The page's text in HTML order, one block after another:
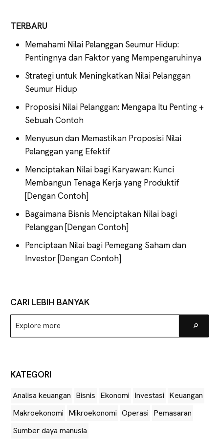
TERBARU
Memahami Nilai Pelanggan Seumur Hidup:
Pentingnya dan Faktor yang Mempengaruhinya
Strategi untuk Meningkatkan Nilai Pelanggan
Seumur Hidup
Proposisi Nilai Pelanggan: Mengapa Itu Penting +
Sebuah Contoh
Menyusun dan Memastikan Proposisi Nilai
Pelanggan yang Efektif
Menciptakan Nilai bagi Karyawan: Kunci
Membangun Tenaga Kerja yang Produktif
[Dengan Contoh]
Bagaimana Bisnis Menciptakan Nilai bagi
Pelanggan [Dengan Contoh]
Penciptaan Nilai bagi Pemegang Saham dan
Investor [Dengan Contoh]
CARI LEBIH BANYAK
Explore
more
KATEGORI
Analisa keuangan Bisnis Ekonomi Investasi Keuangan
Makroekonomi Mikroekonomi Operasi Pemasaran
Sumber daya manusia